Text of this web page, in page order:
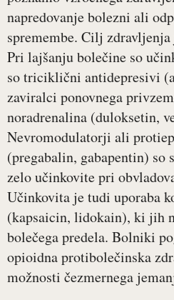
napredovanje bolezni ali
spremembe. Cilj
Pri lajšanju bolečine so
so triciklični antidepresivi
zaviralci ponovnega
noradrenalina (duloksetin,
Nevromodulatorji ali
(pregabalin, gabapentin) so
zelo učinkovite pri
Učinkovita je tudi uporaba
(kapsaicin, lidokain), ki jih
bolečega predela. Bolniki
opioidna protibolečinska
možnosti čezmernega